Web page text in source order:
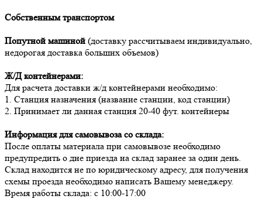
Собственным транспортом
Попутной машиной (доставку рассчитываем индивидуально,
недорогая доставка больших объемов)
Ж/Д контейнерами:
Для расчета доставки ж/д контейнерами необходимо:
1. Станция назначения (название станции, код станции)
2. Принимает ли данная станция 20-40 фут. контейнеры
Информация для самовывоза со склада:
После оплаты материала при самовывозе необходимо
предупредить о дне приезда на склад заранее за один день.
Склад находится не по юридическому адресу, для получения
схемы проезда необходимо написать Вашему менеджеру.
Время работы склада: с 10:00-17:00